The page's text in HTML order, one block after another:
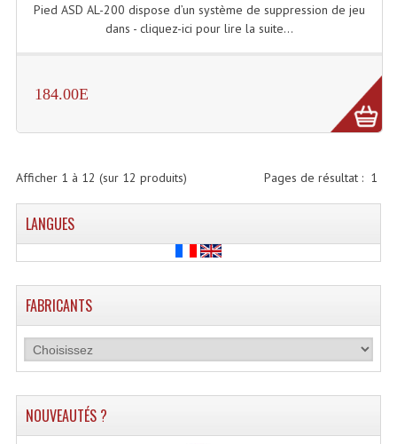
Système De Conférence
Angle DUO Structure Contest
Pied ASD AL-200 dispose d’un système de suppression de jeu
dans - cliquez-ici pour lire la suite...
184.00E
Pages de résultat : 1
Afficher 1 à 12 (sur 12 produits)
LANGUES
FABRICANTS
NOUVEAUTÉS ?